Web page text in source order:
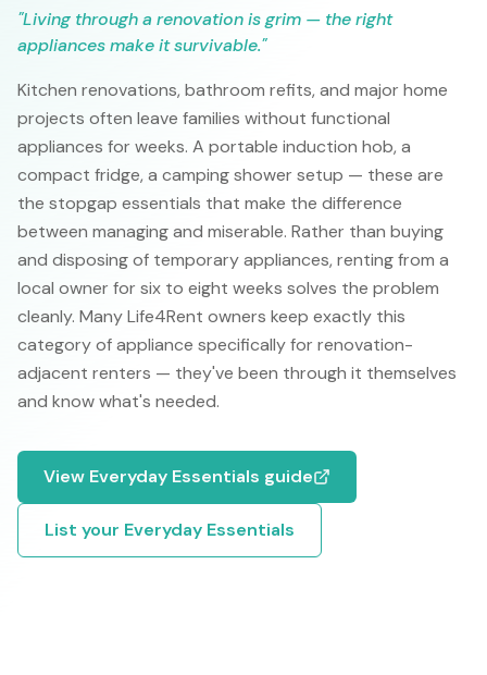
"Living through a renovation is grim — the right
appliances make it survivable."
Kitchen renovations, bathroom refits, and major home
projects often leave families without functional
appliances for weeks. A portable induction hob, a
compact fridge, a camping shower setup — these are
the stopgap essentials that make the difference
between managing and miserable. Rather than buying
and disposing of temporary appliances, renting from a
local owner for six to eight weeks solves the problem
cleanly. Many Life4Rent owners keep exactly this
category of appliance specifically for renovation-
adjacent renters — they've been through it themselves
and know what's needed.
View Everyday Essentials guide
List your Everyday Essentials